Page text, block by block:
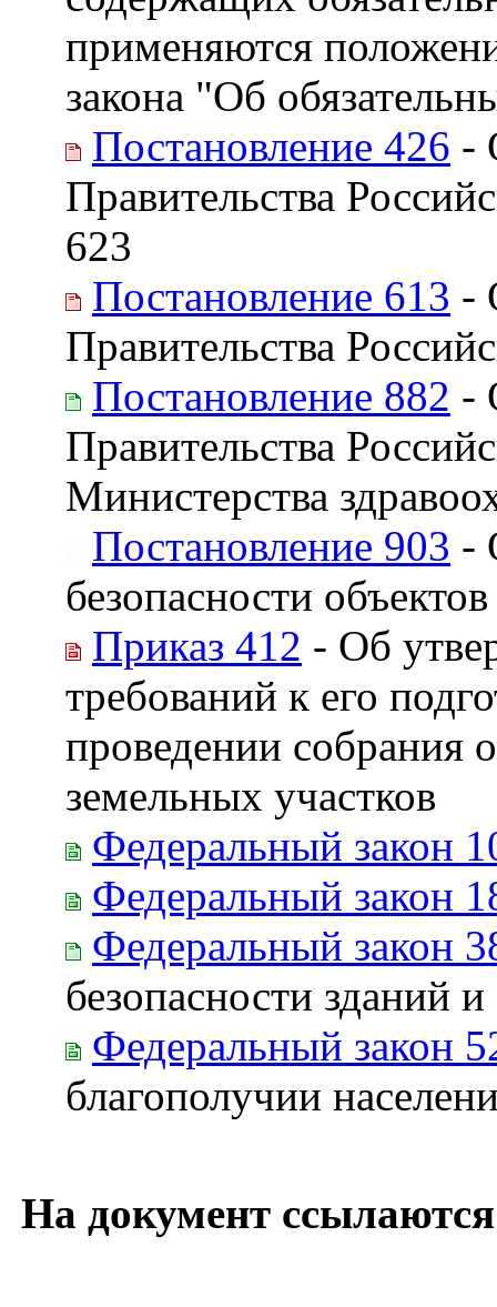
применяются
закона "Об
Постановление 426 -
Правительства
623
Постановление 613 -
Правительства
Постановление 882 -
Правительства
Министерства
Постановление 903 -
безопасности
Приказ 412 - Об
требований к его
проведении собрания
земельных участков
Федеральный закон
Федеральный закон
Федеральный закон
безопасности зданий
Федеральный закон
благополучии
На документ